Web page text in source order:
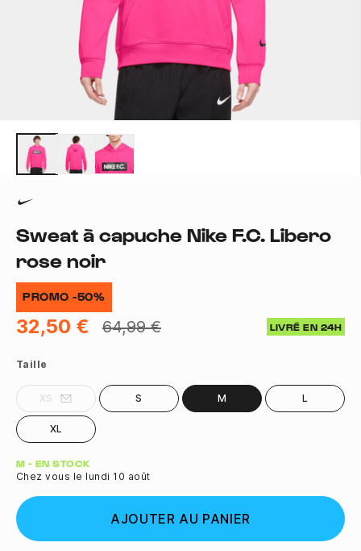
Sweat à capuche Nike F.C. Libero
rose noir
PROMO -50%
32,50 € 64,99 € LIVRÉ EN 24H
Taille
XS S M L
XL
Quantité
M - EN STOCK
Chez vous le lundi 10 août
AJOUTER AU PANIER